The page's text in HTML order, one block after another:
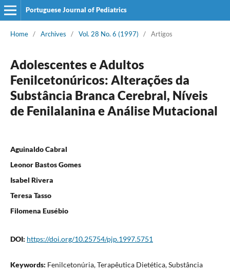
Portuguese Journal of Pediatrics
Home / Archives / Vol. 28 No. 6 (1997) / Artigos
Adolescentes e Adultos
Fenilcetonúricos: Alterações da
Substância Branca Cerebral, Níveis
de Fenilalanina e Análise Mutacional
Aguinaldo Cabral
Leonor Bastos Gomes
Isabel Rivera
Teresa Tasso
Filomena Eusébio
DOI: https://doi.org/10.25754/pjp.1997.5751
Keywords: Fenilcetonúria, Terapêutica Dietética, Substância